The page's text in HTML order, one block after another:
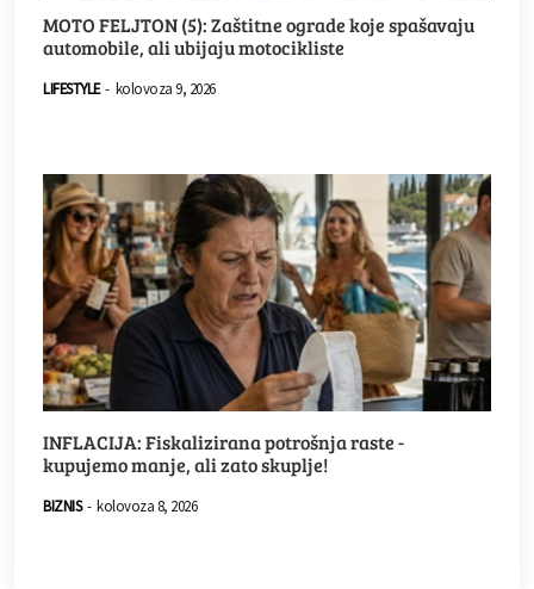
MOTO FELJTON (5): Zaštitne ograde koje spašavaju
automobile, ali ubijaju motocikliste
LIFESTYLE - kolovoza 9, 2026
INFLACIJA: Fiskalizirana potrošnja raste -
kupujemo manje, ali zato skuplje!
BIZNIS - kolovoza 8, 2026